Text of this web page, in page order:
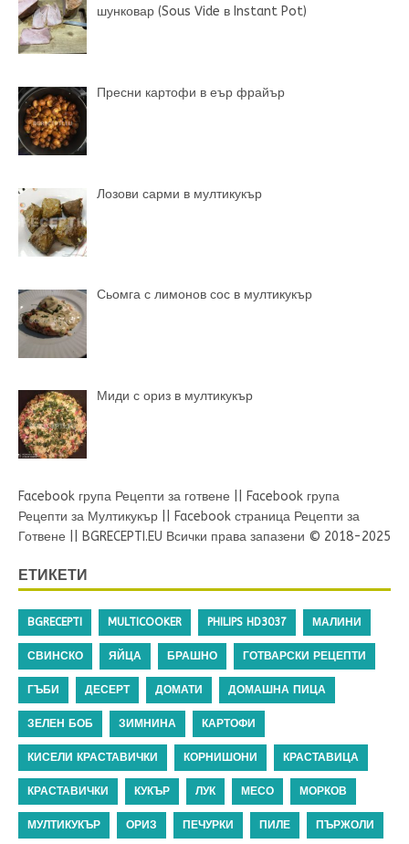
шунковар (Sous Vide в Instant Pot)
Пресни картофи в еър фрайър
Лозови сарми в мултикукър
Сьомга с лимонов сос в мултикукър
Миди с ориз в мултикукър
Facebook група Рецепти за готвене
Facebook група
Рецепти за Мултикукър
Facebook страница Рецепти за
Готвене
BGRECEPTI.EU Всички права запазени © 2018-2025
ЕТИКЕТИ
BGRECEPTI MULTICOOKER PHILIPS HD3037 МАЛИНИ
СВИНСКО ЯЙЦА БРАШНО ГОТВАРСКИ РЕЦЕПТИ
ГЪБИ ДЕСЕРТ ДОМАТИ ДОМАШНА ПИЦА
ЗЕЛЕН БОБ ЗИМНИНА КАРТОФИ
КИСЕЛИ КРАСТАВИЧКИ КОРНИШОНИ КРАСТАВИЦА
КРАСТАВИЧКИ КУКЪР ЛУК МЕСО МОРКОВ
МУЛТИКУКЪР ОРИЗ ПЕЧУРКИ ПИЛЕ ПЪРЖОЛИ